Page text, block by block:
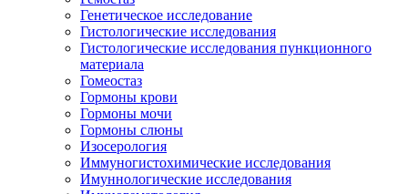
Генетическое исследование
Гистологические исследования
Гистологические исследования пункционного
материала
Гомеостаз
Гормоны крови
Гормоны мочи
Гормоны слюны
Изосерология
Иммуногистохимические исследования
Имуннологические исследования